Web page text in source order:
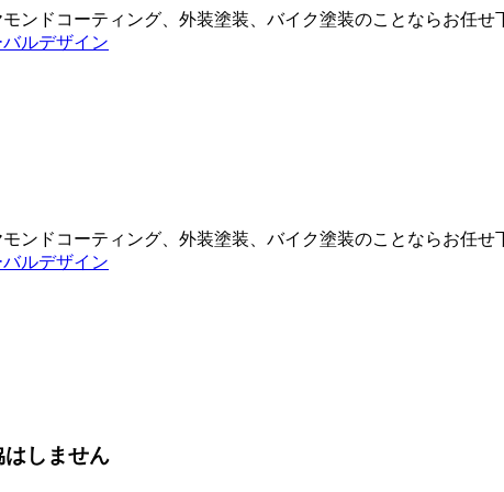
ンドコーティング、外装塗装、バイク塗装のことならお任せ
ンドコーティング、外装塗装、バイク塗装のことならお任せ